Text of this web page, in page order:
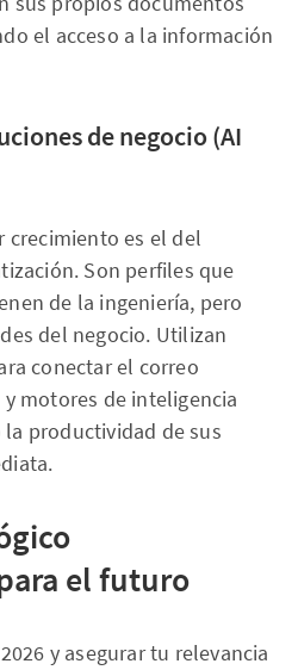
el acceso a la información
de negocio (AI
crecimiento es el del
Son perfiles que
de la ingeniería, pero
del negocio. Utilizan
conectar el correo
motores de inteligencia
productividad de sus
el futuro
y asegurar tu relevancia